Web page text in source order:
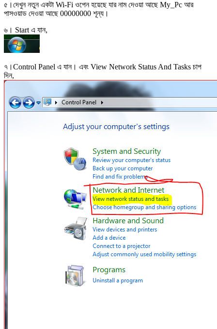
৫।দেখুন নতুন একটা Wi-Fi ওপেন হয়েছে যার নাম দেওয়া আছে My_Pc আর
পাসওয়াড দেওয়া আছে 00000000 শূন্য।
৬। Start এ যান,
৭।Control Panel এ যান। এবং View Network Status And Tasks চাপ
দিন,